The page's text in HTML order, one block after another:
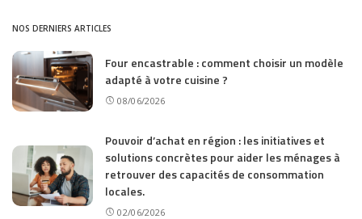
NOS DERNIERS ARTICLES
Four encastrable : comment choisir un modèle
adapté à votre cuisine ?
08/06/2026
Pouvoir d’achat en région : les initiatives et
solutions concrètes pour aider les ménages à
retrouver des capacités de consommation
locales.
02/06/2026